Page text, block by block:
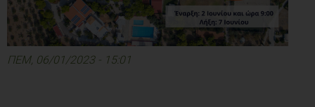
ΠΕΜ, 06/01/2023 - 15:01